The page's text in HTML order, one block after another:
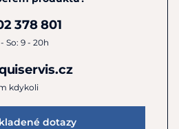
378 801
So: 9 - 20h
kdykoli
dotazy